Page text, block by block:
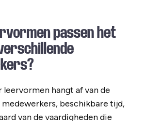
passen het
leervormen hangt af van de
beschikbare tijd,
van de vaardigheden die